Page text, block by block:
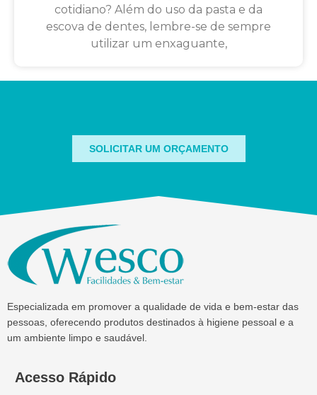
cotidiano? Além do uso da pasta e da
escova de dentes, lembre-se de sempre
utilizar um enxaguante,
SOLICITAR UM ORÇAMENTO
Especializada em promover a qualidade de vida e bem-estar das
pessoas, oferecendo produtos destinados à higiene pessoal e a
um ambiente limpo e saudável.
Acesso Rápido